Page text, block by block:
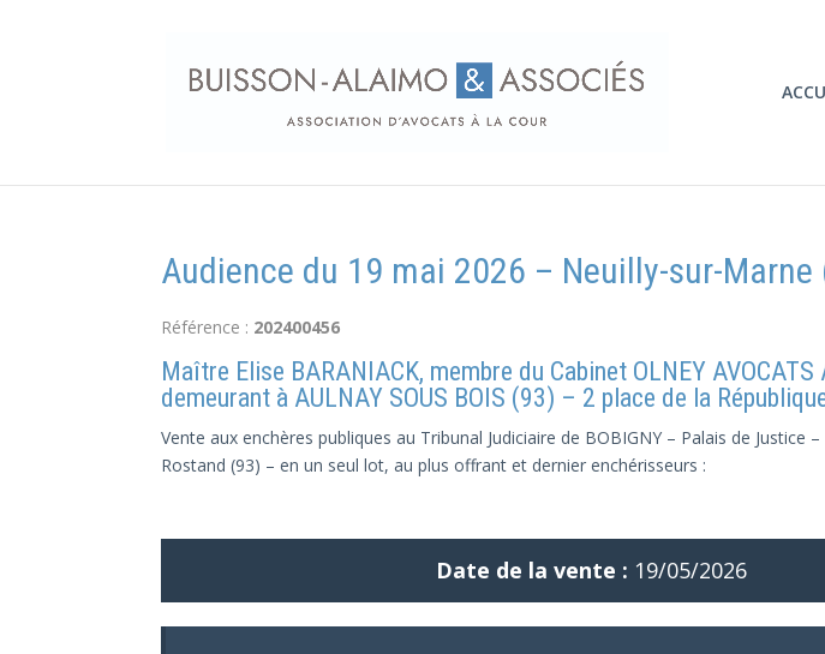
Audience du 19 mai 2026 – Neuilly-sur-Marne
Référence : 202400456
Maître Elise BARANIACK, membre du Cabinet OLNEY
demeurant à AULNAY SOUS BOIS (93) – 2 place de la
Vente aux enchères publiques au Tribunal Judiciaire de BOBIGNY – Palais de
Rostand (93) – en un seul lot, au plus offrant et dernier enchérisseurs :
Date de la vente : 19/05/2026